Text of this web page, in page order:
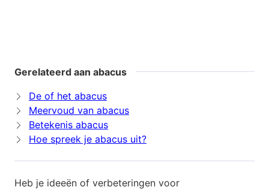
Gerelateerd aan abacus
De of het abacus
Meervoud van abacus
Betekenis abacus
Hoe spreek je abacus uit?
Heb je ideeën of verbeteringen voor